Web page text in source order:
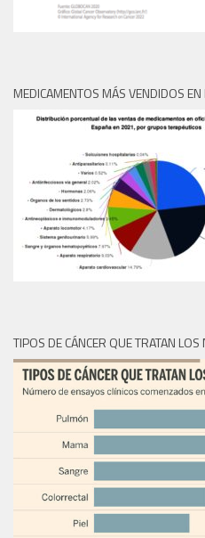
MEDICAMENTOS MÁS VENDIDOS
TIPOS DE CÁNCER QUE TRATAN